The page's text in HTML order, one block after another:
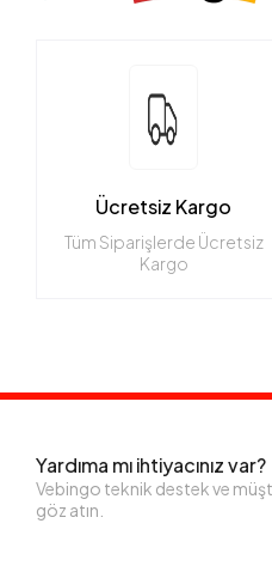
Ücretsiz Kargo
Tüm Siparişlerde Ücretsiz
Kargo
Yardıma mı ihtiyacınız var?
Vebingo teknik destek ve
göz atın.